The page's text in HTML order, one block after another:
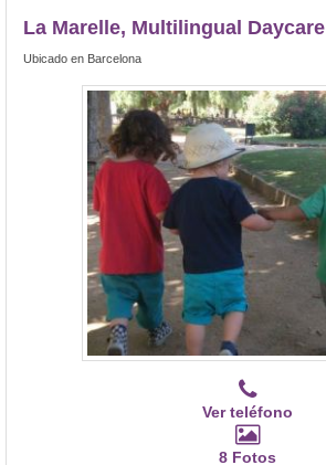
La Marelle, Multilingual Daycare
Ubicado en Barcelona
Ver teléfono
8 Fotos